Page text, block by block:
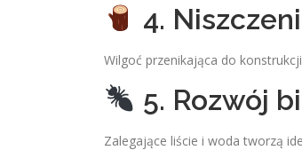
4.
Wilgoć przenikająca do
5. Rozwój
Zalegające liście i woda tworzą